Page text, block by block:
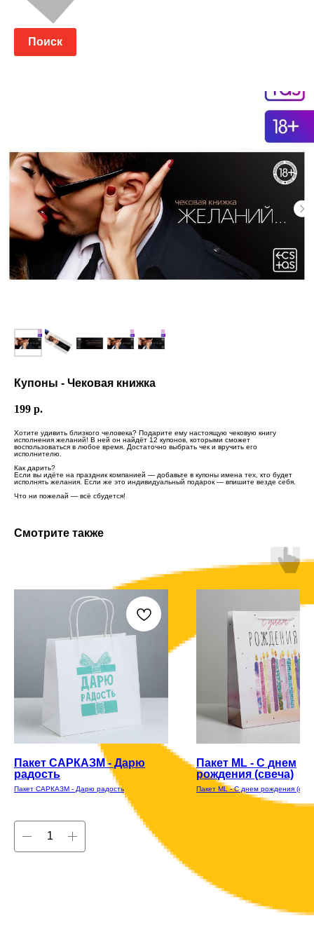
Поиск
Купоны - Чековая книжка
199 р.
Хотите удивить близкого человека? Подарите ему настоящую чековую книгу
исполнения желаний! В ней он найдёт 12 купонов, которыми сможет
воспользоваться в любое время. Достаточно выбрать чек и вручить его
исполнителю.
Как дарить?
Если вы идёте на праздник компанией — добавьте в купоны имена тех, кто будет
исполнять желания. Если же это индивидуальный подарок — впишите везде себя.
Что ни пожелай — всё сбудется!
Смотрите также
Пакет САРКАЗМ - Дарю
радость
Пакет САРКАЗМ - Дарю радость
Пакет ML - С днем
рождения (свеча)
Пакет ML - С днем рождения